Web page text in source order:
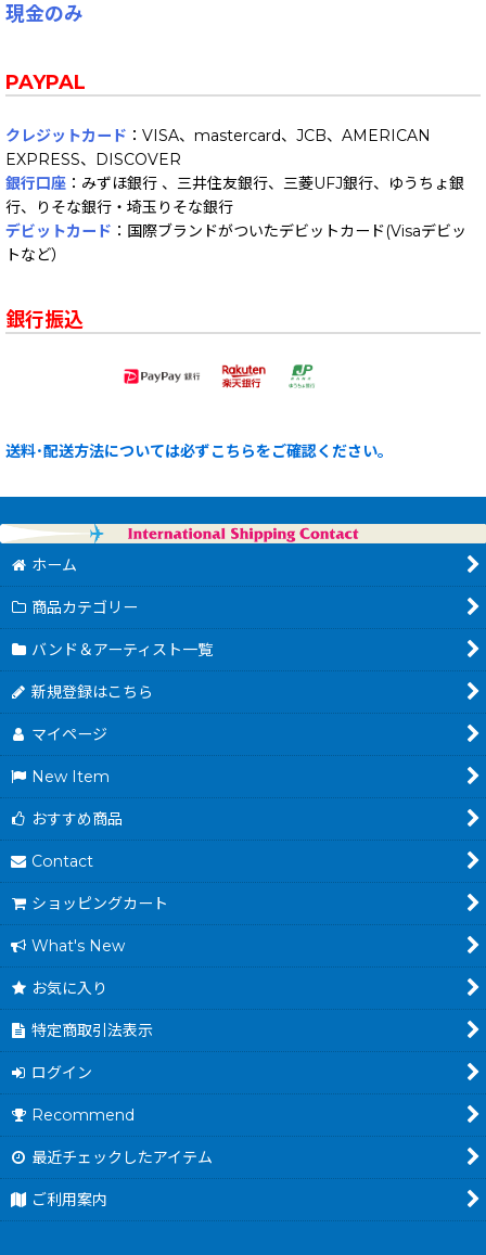
現金のみ
PAYPAL
クレジットカード ：VISA、mastercard、JCB、AMERICAN
EXPRESS、DISCOVER
銀行口座 ：みずほ銀行 、三井住友銀行、三菱UFJ銀行、ゆうちょ銀
行、りそな銀行・埼玉りそな銀行
デビットカード ：国際ブランドがついたデビットカード(Visaデビッ
トなど）
銀行振込
送料･配送方法については必ずこちらをご確認ください。
ホーム
商品カテゴリー
バンド＆アーティスト一覧
新規登録はこちら
マイページ
New Item
おすすめ商品
Contact
ショッピングカート
What's New
お気に入り
特定商取引法表示
ログイン
Recommend
最近チェックしたアイテム
ご利用案内